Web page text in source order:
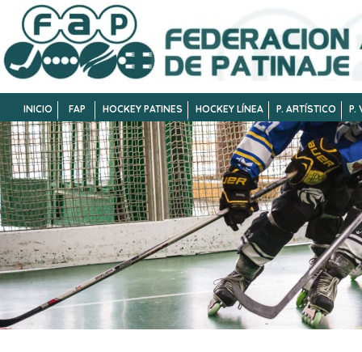
INICIO FAP HOCKEY PATINES HOCKEY LÍNEA P. ARTÍSTICO P.